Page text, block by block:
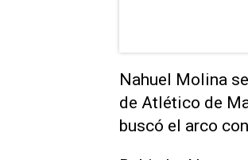
Nahuel Molina
de Atlético de
buscó el arco